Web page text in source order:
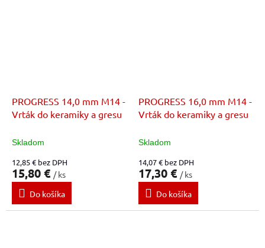
PROGRESS 14,0 mm M14 -
Vrták do keramiky a gresu
Skladom
12,85 € bez DPH
15,80 € / ks
Do košíka
PROGRESS 16,0 mm M14 -
Vrták do keramiky a gresu
Skladom
14,07 € bez DPH
17,30 € / ks
Do košíka